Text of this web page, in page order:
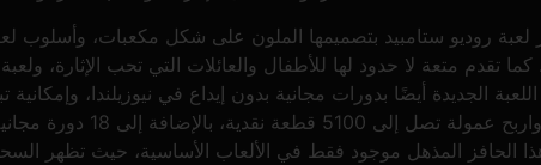
لعبة روديو ستامبيد بتصميمها الملون على شكل مكعبات، وأسلوب
كما تقدم متعة لا حدود لها للأطفال والعائلات التي تحب الإثارة،
اللعبة الجديدة أيضًا بدورات مجانية بدون إيداع في نيوزيلندا،
الحافز المذهل موجود فقط في الألعاب الأساسية، حيث تظهر